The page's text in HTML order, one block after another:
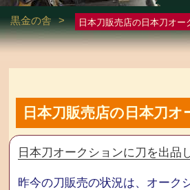
黒金の舎 > 日本刀販売店の日本刀オー
日本刀販売店の日本刀オ
日本刀オークションに刀を出品
昨今の刀販売の状況は、オーク